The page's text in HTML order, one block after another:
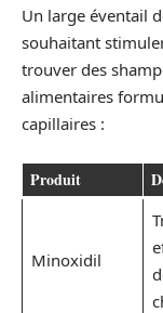
Un large éventail
souhaitant
trouver des
alimentaires
capillaires :
Produit
Minoxidil